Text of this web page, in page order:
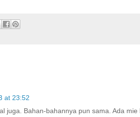
at 23:52
juga. Bahan-bahannya pun sama. Ada mie